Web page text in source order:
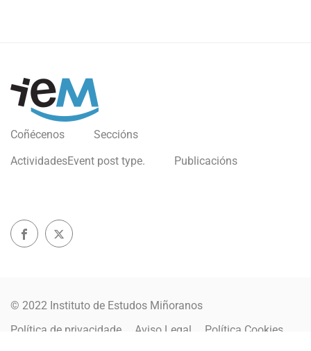
Coñécenos
Seccións
ActividadesEvent post type. Publicacións
© 2022 Instituto de Estudos Miñoranos
Política de privacidade
Aviso Legal Política Cookies